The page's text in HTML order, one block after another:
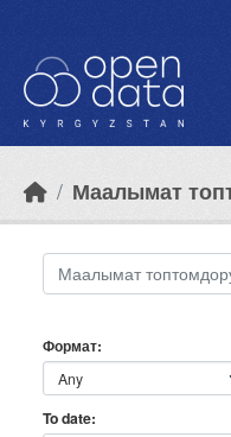
Маалымат
Формат
To date